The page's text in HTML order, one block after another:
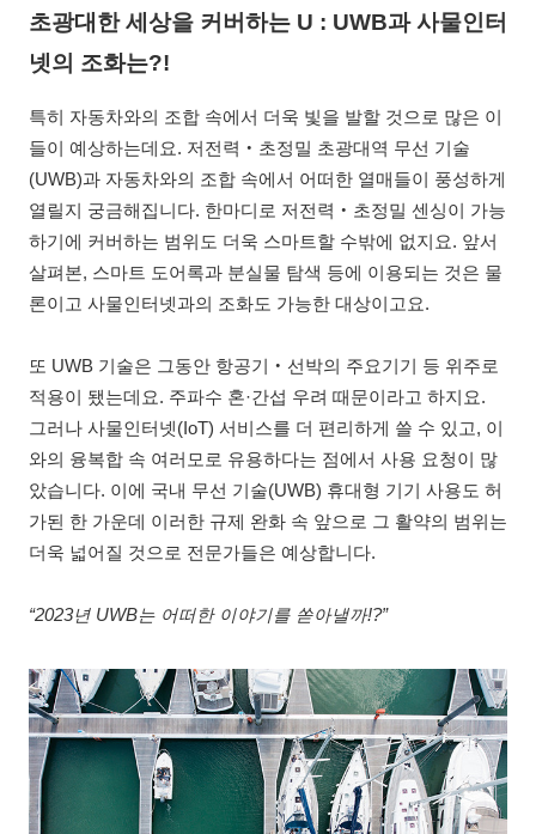
초광대한 세상을 커버하는 U : UWB과 사물인터
넷의 조화는?!
특히 자동차와의 조합 속에서 더욱 빛을 발할 것으로 많은 이
들이 예상하는데요. 저전력‧초정밀 초광대역 무선 기술
(UWB)과 자동차와의 조합 속에서 어떠한 열매들이 풍성하게
열릴지 궁금해집니다. 한마디로 저전력‧초정밀 센싱이 가능
하기에 커버하는 범위도 더욱 스마트할 수밖에 없지요. 앞서
살펴본, 스마트 도어록과 분실물 탐색 등에 이용되는 것은 물
론이고 사물인터넷과의 조화도 가능한 대상이고요.
또 UWB 기술은 그동안 항공기‧선박의 주요기기 등 위주로
적용이 됐는데요. 주파수 혼·간섭 우려 때문이라고 하지요.
그러나 사물인터넷(IoT) 서비스를 더 편리하게 쓸 수 있고, 이
와의 융복합 속 여러모로 유용하다는 점에서 사용 요청이 많
았습니다. 이에 국내 무선 기술(UWB) 휴대형 기기 사용도 허
가된 한 가운데 이러한 규제 완화 속 앞으로 그 활약의 범위는
더욱 넓어질 것으로 전문가들은 예상합니다.
“2023년 UWB는 어떠한 이야기를 쏟아낼까!?”